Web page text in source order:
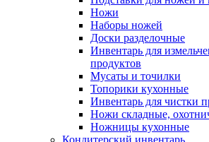
Ножи
Наборы ножей
Доски разделочные
Инвентарь для
продуктов
Мусаты и точилки
Топорики кухонные
Инвентарь для чистки
Ножи складные,
Ножницы кухонные
Кондитерский инвентарь